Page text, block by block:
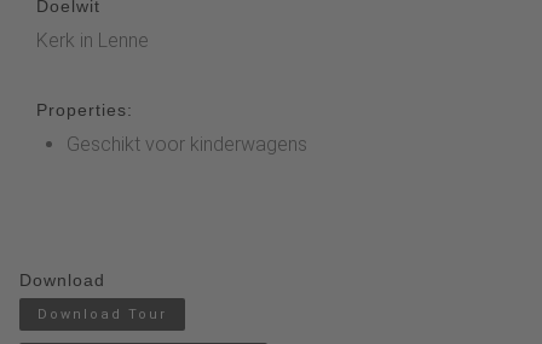
Doelwit
Kerk in Lenne
Properties:
Geschikt voor kinderwagens
Download
Download Tour